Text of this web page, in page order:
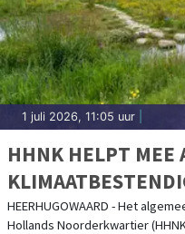
1 juli 2026, 11:05 uur
HHNK HELPT MEE
OMGEVING
HEERHUGOWAARD - Het
Hollands Noorderkwartier